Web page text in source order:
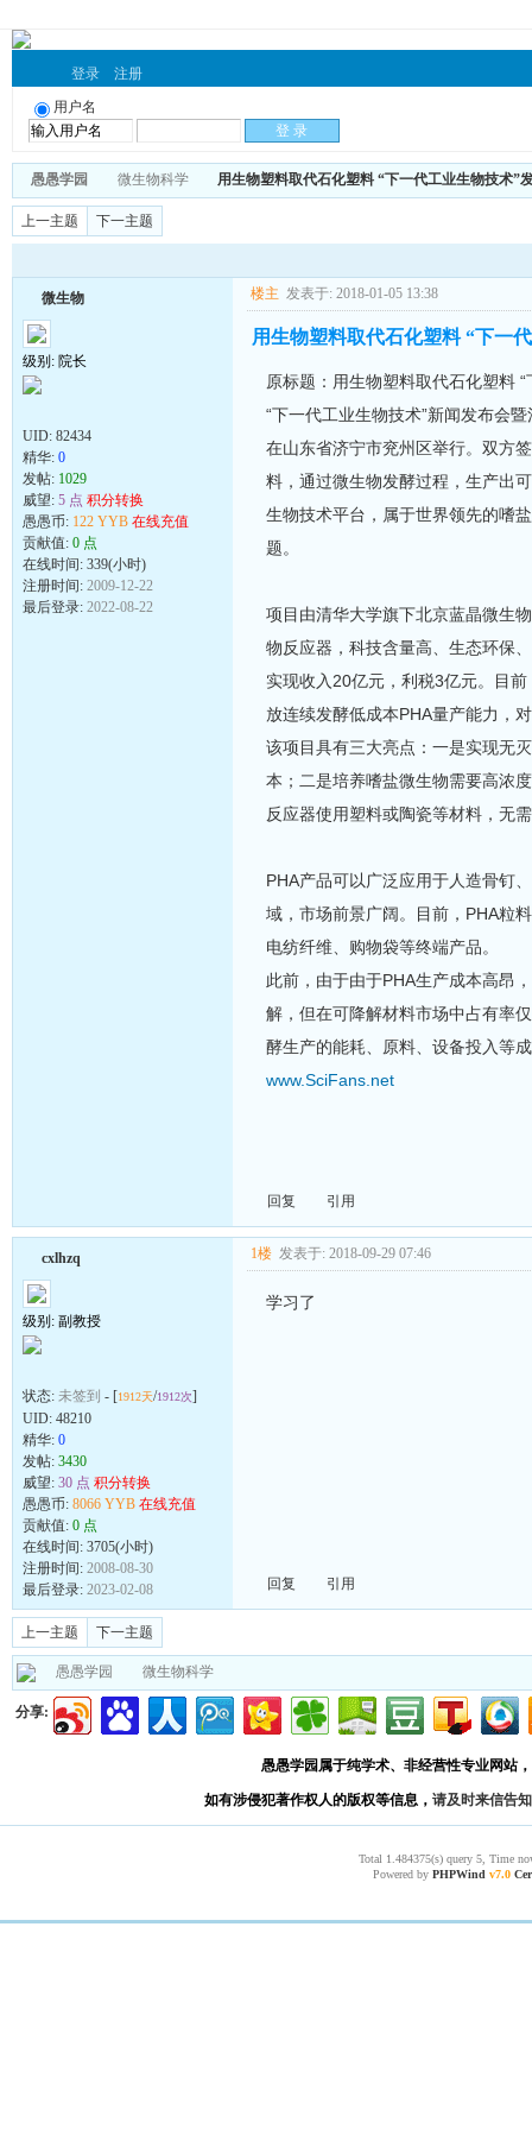
登录 注册
用户名
愚愚学园 微生物科学 用生物塑料取代石化塑料 “下一代工业生物技术”
上一主题 下一主题
微生物
级别: 院长
UID: 82434
精华: 0
发帖: 1029
威望: 5 点 积分转换
愚愚币: 122 YYB 在线充值
贡献值: 0 点
在线时间: 339(小时)
注册时间: 2009-12-22
最后登录: 2022-08-22
楼主 发表于: 2018-01-05 13:38
用生物塑料取代石化塑料 “下一
原标题：用生物塑料取代石化塑料
“下一代工业生物技术”新闻发布会
在山东省济宁市兖州区举行。双方
料，通过微生物发酵过程，生产出
生物技术平台，属于世界领先的嗜
题。
项目由清华大学旗下北京蓝晶微生
物反应器，科技含量高、生态环保
实现收入20亿元，利税3亿元。目
放连续发酵低成本PHA量产能力，
该项目具有三大亮点：一是实现无
本；二是培养嗜盐微生物需要高浓
反应器使用塑料或陶瓷等材料，无
PHA产品可以广泛应用于人造骨钉
域，市场前景广阔。目前，PHA粒
电纺纤维、购物袋等终端产品。
此前，由于由于PHA生产成本高昂
解，但在可降解材料市场中占有率
酵生产的能耗、原料、设备投入等
www.SciFans.net
回复 引用
cxlhzq
级别: 副教授
状态: 未签到 - [1912天/1912次]
UID: 48210
精华: 0
发帖: 3430
威望: 30 点 积分转换
愚愚币: 8066 YYB 在线充值
贡献值: 0 点
在线时间: 3705(小时)
注册时间: 2008-08-30
最后登录: 2023-02-08
1楼 发表于: 2018-09-29 07:46
学习了
回复 引用
上一主题 下一主题
愚愚学园 微生物科学
分享:
愚愚学园属于纯学术、非经营性专业网站
如有涉侵犯著作权人的版权等信息， 请及时来信告知
Total 1.484375(s) query 5, Time
Powered by PHPWind v7.0